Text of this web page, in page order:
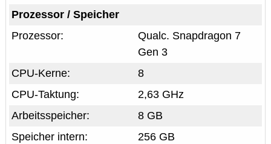
Prozessor / Speicher
Qualc. Snapdragon 7
Gen 3
Prozessor:
8
CPU-Kerne:
2,63 GHz
CPU-Taktung:
8 GB
Arbeitsspeicher:
256 GB
Speicher intern: